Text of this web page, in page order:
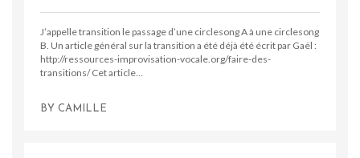
J’appelle transition le passage d’une circlesong A à une circlesong
B. Un article général sur la transition a été déjà été écrit par Gaël :
http://ressources-improvisation-vocale.org/faire-des-
transitions/ Cet article…
BY CAMILLE